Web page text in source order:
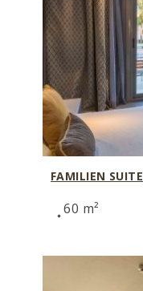
FAMILIEN SUITE
60 m²